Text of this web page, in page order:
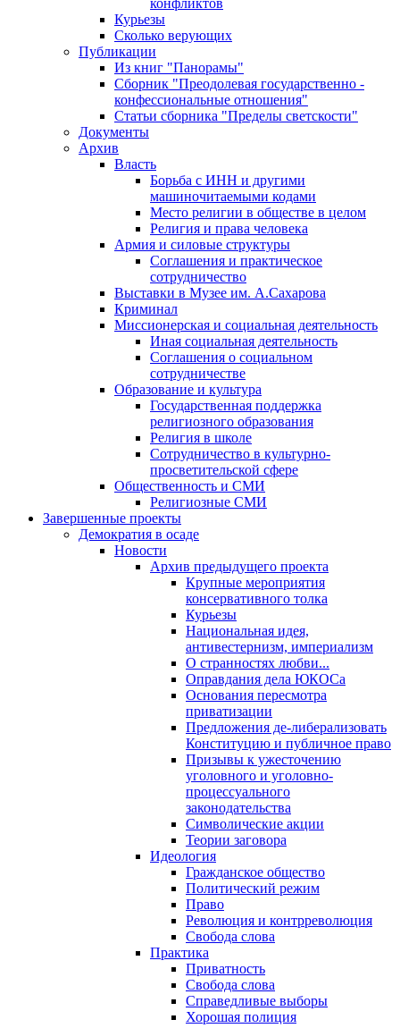
конфликтов
Курьезы
Сколько верующих
Публикации
Из книг "Панорамы"
Сборник "Преодолевая государственно -
конфессиональные отношения"
Статьи сборника "Пределы светскости"
Документы
Архив
Власть
Борьба с ИНН и другими
машиночитаемыми кодами
Место религии в обществе в целом
Религия и права человека
Армия и силовые структуры
Соглашения и практическое
сотрудничество
Выставки в Музее им. А.Сахарова
Криминал
Миссионерская и социальная деятельность
Иная социальная деятельность
Соглашения о социальном
сотрудничестве
Образование и культура
Государственная поддержка
религиозного образования
Религия в школе
Сотрудничество в культурно-
просветительской сфере
Общественность и СМИ
Религиозные СМИ
Завершенные проекты
Демократия в осаде
Новости
Архив предыдущего проекта
Крупные мероприятия
консервативного толка
Курьезы
Национальная идея,
антивестернизм, империализм
О странностях любви...
Оправдания дела ЮКОСа
Основания пересмотра
приватизации
Предложения де-либерализовать
Конституцию и публичное право
Призывы к ужесточению
уголовного и уголовно-
процессуального
законодательства
Символические акции
Теории заговора
Идеология
Гражданское общество
Политический режим
Право
Революция и контрреволюция
Свобода слова
Практика
Приватность
Свобода слова
Справедливые выборы
Хорошая полиция